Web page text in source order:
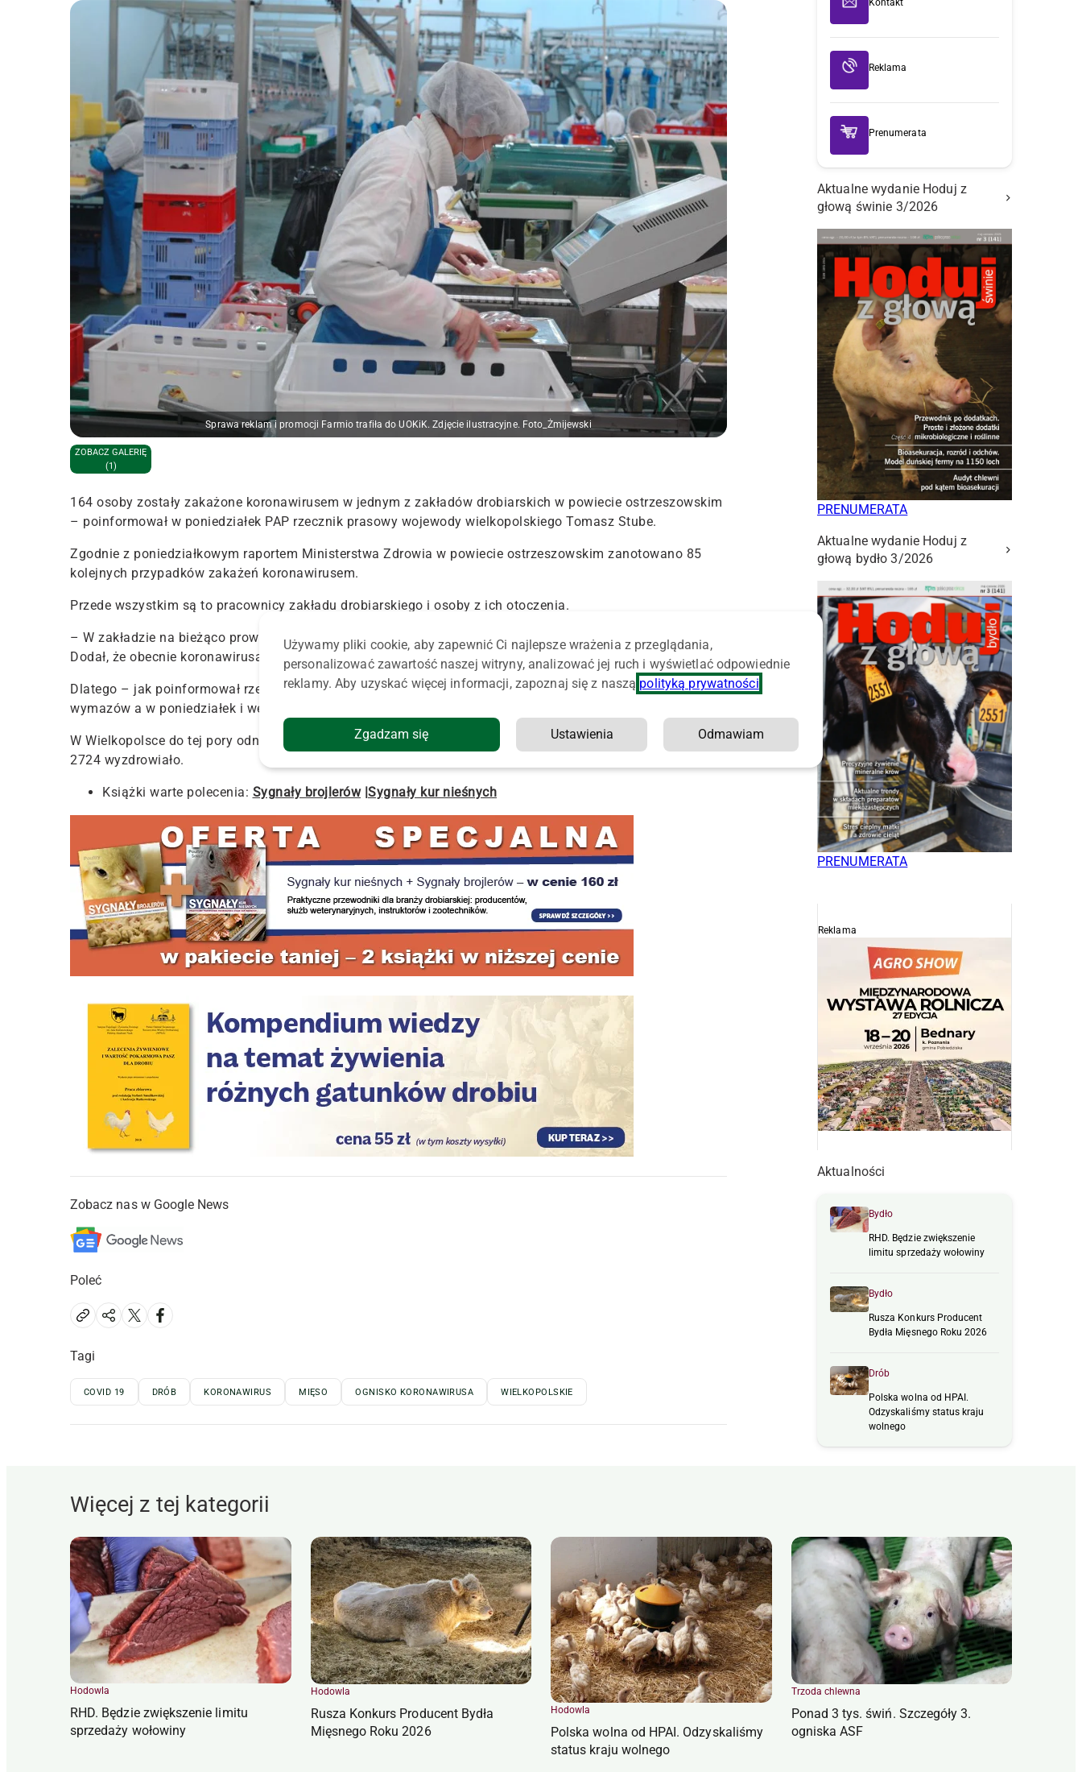
Sprawa reklam i promocji Farmio trafiła do UOKiK. Zdjęcie ilustracyjne. Foto_Żmijewski
ZOBACZ GALERIĘ
(1)
164 osoby zostały zakażone koronawirusem w jednym z zakładów drobiarskich w powiecie ostrzeszowskim
– poinformował w poniedziałek PAP rzecznik prasowy wojewody wielkopolskiego Tomasz Stube.
Zgodnie z poniedziałkowym raportem Ministerstwa Zdrowia w powiecie ostrzeszowskim zanotowano 85
kolejnych przypadków zakażeń koronawirusem.
Przede wszystkim są to pracownicy zakładu drobiarskiego i osoby z ich otoczenia.
– W zakładzie na bieżąco prowadzone są testy – powiedział rzecznik prasowy wojewody wielkopolskiego.
Dodał, że obecnie koronawirusa potwierdzono u 164 pracowników.
Dlatego – jak poinformował rzecznik Tomasz Stube – w piątek w Mikstacie stanie mobilny punkt pobrań
wymazów a w poniedziałek i we wtorek pojawi się w Ostrzeszowie.
W Wielkopolsce do tej pory odnotowano 3950 przypadków zakażeń koronawirusem, 199 osób zmarło a
2724 wyzdrowiało.
Książki warte polecenia: Sygnały brojlerów|Sygnały kur nieśnych
Zobacz nas w Google News
Poleć
Tagi
COVID 19 DRÓB KORONAWIRUS MIĘSO OGNISKO KORONAWIRUSA WIELKOPOLSKIE
Kontakt
Reklama
Prenumerata
Aktualne wydanie Hoduj z
głową świnie 3/2026
PRENUMERATA
Aktualne wydanie Hoduj z
głową bydło 3/2026
PRENUMERATA
Reklama
Aktualności
Bydło
RHD. Będzie zwiększenie
limitu sprzedaży wołowiny
Bydło
Rusza Konkurs Producent
Bydła Mięsnego Roku 2026
Drób
Polska wolna od HPAI.
Odzyskaliśmy status kraju
wolnego
Więcej z tej kategorii
Hodowla
RHD. Będzie zwiększenie limitu
sprzedaży wołowiny
Hodowla
Rusza Konkurs Producent Bydła
Mięsnego Roku 2026
Hodowla
Polska wolna od HPAI. Odzyskaliśmy
status kraju wolnego
Trzoda chlewna
Ponad 3 tys. świń. Szczegóły 3.
ogniska ASF
Używamy pliki cookie, aby zapewnić Ci najlepsze wrażenia z przeglądania,
personalizować zawartość naszej witryny, analizować jej ruch i wyświetlać odpowiednie
reklamy. Aby uzyskać więcej informacji, zapoznaj się z naszą polityką prywatności
Zgadzam się Ustawienia Odmawiam